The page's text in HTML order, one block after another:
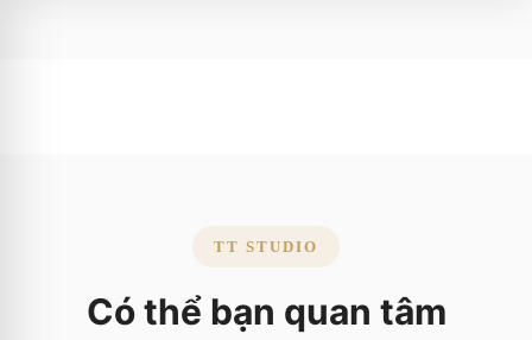
TT STUDIO
Có thể bạn quan tâm